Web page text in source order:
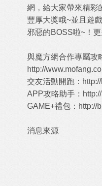
網，給大家帶來精彩
豐厚大獎哦~並且遊
邪惡的BOSS啦~！
與魔方網合作專屬攻
http://
交友活動開跑：
APP攻略助手：
GAME+禮包： http://
消息來源